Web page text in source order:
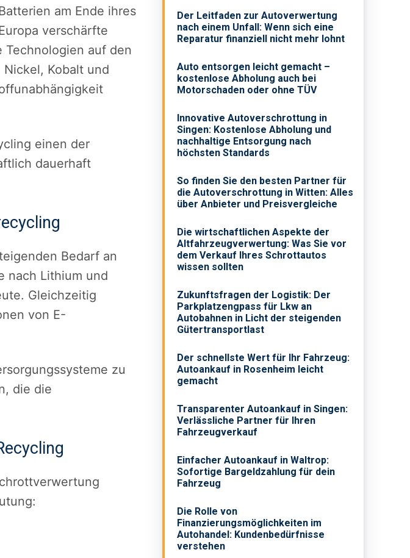
am Ende ihres
verschärfte
auf den
Kobalt und
einen der
dauerhaft
Bedarf an
nach Lithium und
Gleichzeitig
von E-
zu
die die
Der Leitfaden zur Autoverwertung
nach einem Unfall: Wenn sich eine
Reparatur finanziell nicht mehr lohnt
Auto entsorgen leicht gemacht –
kostenlose Abholung auch bei
Motorschaden oder ohne TÜV
Innovative Autoverschrottung in
Singen: Kostenlose Abholung und
nachhaltige Entsorgung nach
höchsten Standards
So finden Sie den besten Partner für
die Autoverschrottung in Witten: Alles
über Anbieter und Preisvergleiche
Die wirtschaftlichen Aspekte der
Altfahrzeugverwertung: Was Sie vor
dem Verkauf Ihres Schrottautos
wissen sollten
Zukunftsfragen der Logistik: Der
Parkplatzengpass für Lkw an
Autobahnen in Licht der steigenden
Gütertransportlast
Der schnellste Wert für Ihr Fahrzeug:
Autoankauf in Rosenheim leicht
gemacht
Transparenter Autoankauf in Singen:
Verlässliche Partner für Ihren
Fahrzeugverkauf
Einfacher Autoankauf in Waltrop:
Sofortige Bargeldzahlung für dein
Fahrzeug
Die Rolle von
Finanzierungsmöglichkeiten im
Autohandel: Kundenbedürfnisse
verstehen